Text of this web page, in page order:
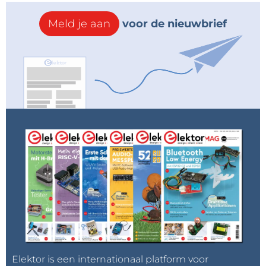
Meld je aan voor de nieuwbrief
Elektor is een internationaal platform voor